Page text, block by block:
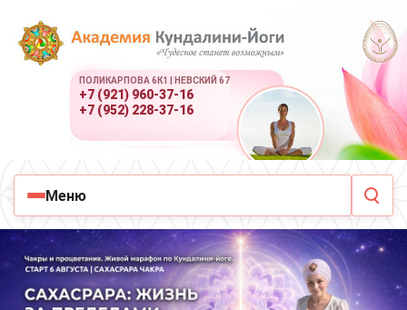
ПОЛИКАРПОВА 6К1 | НЕВСКИЙ 67
+7 (921) 960-37-16
+7 (952) 228-37-16
Меню